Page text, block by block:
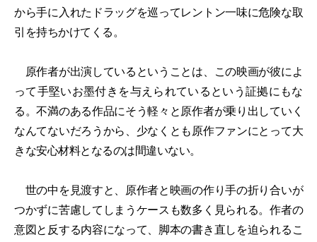
から手に入れたドラッグを巡ってレントン一味に危険な取
引を持ちかけてくる。
原作者が出演しているということは、この映画が彼によ
って手堅いお墨付きを与えられているという証拠にもな
る。不満のある作品にそう軽々と原作者が乗り出していく
なんてないだろうから、少なくとも原作ファンにとって大
きな安心材料となるのは間違いない。
世の中を見渡すと、原作者と映画の作り手の折り合いが
つかずに苦慮してしまうケースも数多く見られる。作者の
意図と反する内容になって、脚本の書き直しを迫られるこ